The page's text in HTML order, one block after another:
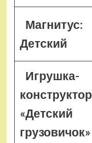
Магнитус:
Детский
Игрушка-
конструктор
«Детский
грузовичок»